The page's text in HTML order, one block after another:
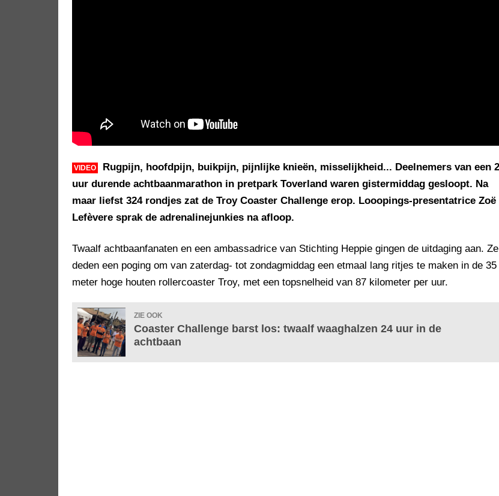
VIDEO
Rugpijn, hoofdpijn, buikpijn, pijnlijke knieën, misselijkheid... Deelnemers van een
uur durende achtbaanmarathon in pretpark Toverland waren gistermiddag gesloopt. Na
maar liefst 324 rondjes zat de Troy Coaster Challenge erop. Looopings-presentatrice Zoë
Lefèvere sprak de adrenalinejunkies na afloop.
Twaalf achtbaanfanaten en een ambassadrice van Stichting Heppie gingen de uitdaging aan. Ze
deden een poging om van zaterdag- tot zondagmiddag een etmaal lang ritjes te maken in de 35
meter hoge houten rollercoaster Troy, met een topsnelheid van 87 kilometer per uur.
ZIE OOK
Coaster Challenge barst los: twaalf waaghalzen 24 uur in de
achtbaan